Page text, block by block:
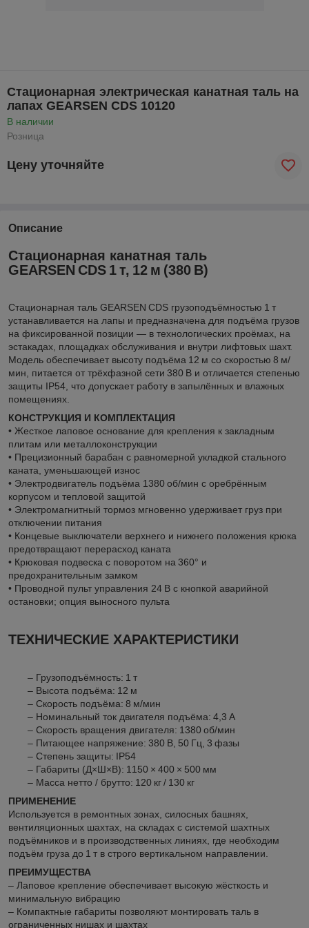
Стационарная электрическая канатная таль на
лапах GEARSEN CDS 10120
В наличии
Розница
Цену уточняйте
Описание
Стационарная канатная таль
GEARSEN CDS 1 т, 12 м (380 В)
Стационарная таль GEARSEN CDS грузоподъёмностью 1 т
устанавливается на лапы и предназначена для подъёма грузов
на фиксированной позиции — в технологических проёмах, на
эстакадах, площадках обслуживания и внутри лифтовых шахт.
Модель обеспечивает высоту подъёма 12 м со скоростью 8 м/
мин, питается от трёхфазной сети 380 В и отличается степенью
защиты IP54, что допускает работу в запылённых и влажных
помещениях.
КОНСТРУКЦИЯ И КОМПЛЕКТАЦИЯ
• Жесткое лаповое основание для крепления к закладным
плитам или металлоконструкции
• Прецизионный барабан с равномерной укладкой стального
каната, уменьшающей износ
• Электродвигатель подъёма 1380 об/мин с оребрённым
корпусом и тепловой защитой
• Электромагнитный тормоз мгновенно удерживает груз при
отключении питания
• Концевые выключатели верхнего и нижнего положения крюка
предотвращают перерасход каната
• Крюковая подвеска с поворотом на 360° и
предохранительным замком
• Проводной пульт управления 24 В с кнопкой аварийной
остановки; опция выносного пульта
ТЕХНИЧЕСКИЕ ХАРАКТЕРИСТИКИ
– Грузоподъёмность: 1 т
– Высота подъёма: 12 м
– Скорость подъёма: 8 м/мин
– Номинальный ток двигателя подъёма: 4,3 А
– Скорость вращения двигателя: 1380 об/мин
– Питающее напряжение: 380 В, 50 Гц, 3 фазы
– Степень защиты: IP54
– Габариты (Д×Ш×В): 1150 × 400 × 500 мм
– Масса нетто / брутто: 120 кг / 130 кг
ПРИМЕНЕНИЕ
Используется в ремонтных зонах, силосных башнях,
вентиляционных шахтах, на складах с системой шахтных
подъёмников и в производственных линиях, где необходим
подъём груза до 1 т в строго вертикальном направлении.
ПРЕИМУЩЕСТВА
– Лаповое крепление обеспечивает высокую жёсткость и
минимальную вибрацию
– Компактные габариты позволяют монтировать таль в
ограниченных нишах и шахтах